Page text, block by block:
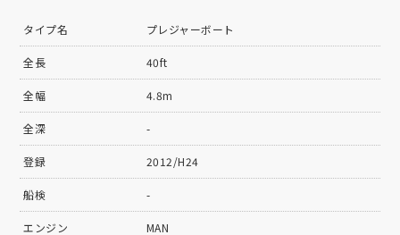
タイプ名 プレジャーボート
全長 40ft
全幅 4.8m
全深 -
登録 2012/H24
船検 -
エンジン MAN